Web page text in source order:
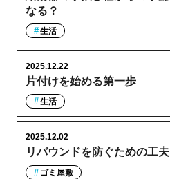
なる？
生活
片付けを始める第一歩
2025.12.22
生活
リバウンドを防ぐための工夫
2025.12.02
ゴミ屋敷